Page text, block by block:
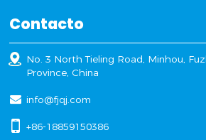
Contacto
No. 3 North Tieling Road, Minhou,
Province, China
info@fjqj.com
+86-18859150386